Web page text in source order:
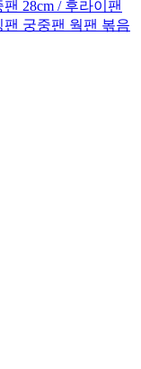
28cm / 후라이팬
궁중팬 웍팬 볶음